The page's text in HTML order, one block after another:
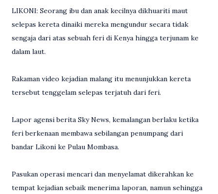
LIKONI: Seorang ibu dan anak kecilnya dikhuariti maut
selepas kereta dinaiki mereka mengundur secara tidak
sengaja dari atas sebuah feri di Kenya hingga terjunam ke
dalam laut.
Rakaman video kejadian malang itu menunjukkan kereta
tersebut tenggelam selepas terjatuh dari feri.
Lapor agensi berita Sky News, kemalangan berlaku ketika
feri berkenaan membawa sebilangan penumpang dari
bandar Likoni ke Pulau Mombasa.
Pasukan operasi mencari dan menyelamat dikerahkan ke
tempat kejadian sebaik menerima laporan, namun sehingga